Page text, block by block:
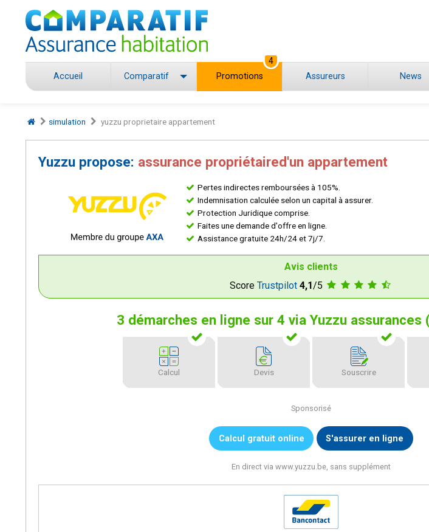
Accueil Comparatif Promotions
4
Assureurs
News
simulation yuzzu proprietaire appartement
Yuzzu propose: assurance propriétaired'un appartement
Pertes indirectes remboursées à 105%.
Indemnisation calculée selon un capital à assurer.
Protection Juridique comprise.
Faites une demande d'offre en ligne.
Assistance gratuite 24h/24 et 7j/7.
Avis clients
Score Trustpilot 4,1/5
3 démarches en ligne sur 4 via Yuzzu assurances
Calcul Devis Souscrire
Sponsorisé
Calcul gratuit online S'assurer en ligne
En direct via www.yuzzu.be, sans supplément